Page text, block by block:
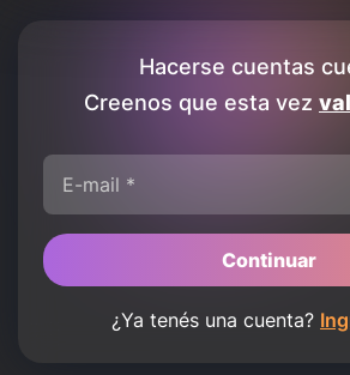
Hacerse cuentas
Creenos que esta vez
E-mail *
Continuar
¿Ya tenés una cuenta?